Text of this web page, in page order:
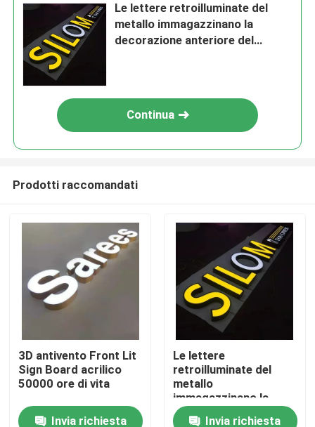
Prodotti
Circa noi
Le lettere retroilluminate del
metallo immagazzinano la
decorazione anteriore del
Continua
Prodotti raccomandati
3D antivento Front Lit
Sign Board acrilico
50000 ore di vita
Invia richiesta
Le lettere
retroilluminate del
metallo
immagazzinano la
decorazione anteriore
Invia richiesta